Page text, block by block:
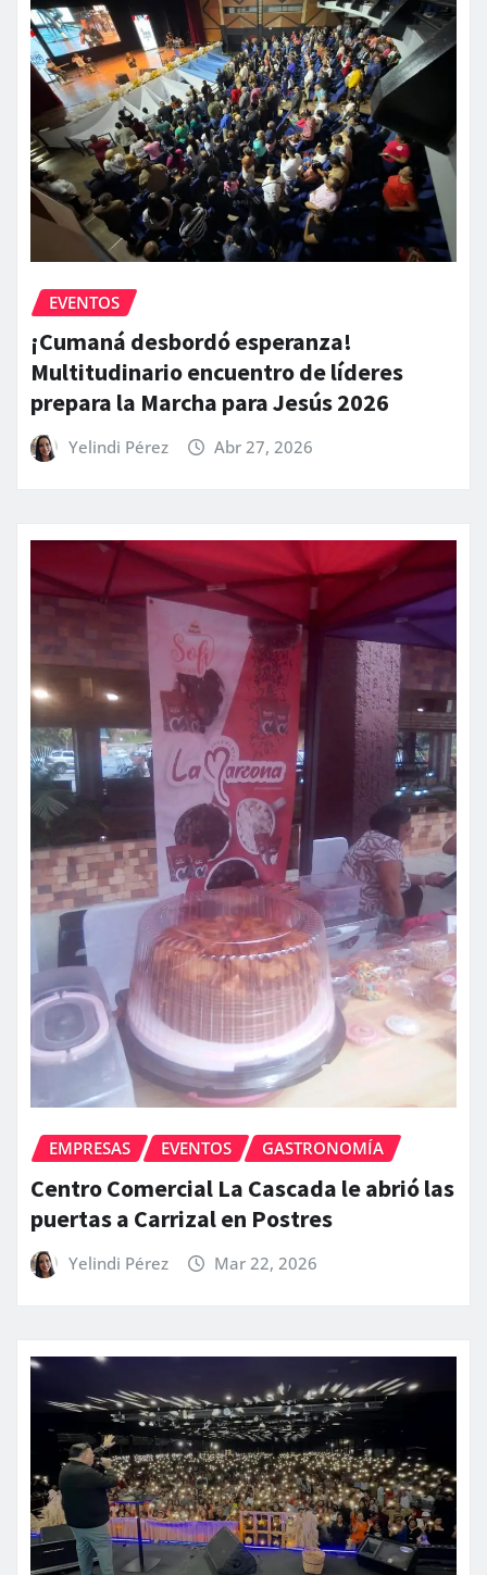
EVENTOS
¡Cumaná desbordó esperanza!
Multitudinario encuentro de líderes
prepara la Marcha para Jesús 2026
Yelindi Pérez Abr 27, 2026
EMPRESAS EVENTOS GASTRONOMÍA
Centro Comercial La Cascada le abrió las
puertas a Carrizal en Postres
Yelindi Pérez Mar 22, 2026